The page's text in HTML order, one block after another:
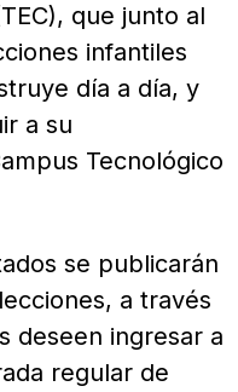
que junto al
infantiles
día a día, y
a su
Tecnológico
se publicarán
a través
deseen ingresar a
regular de